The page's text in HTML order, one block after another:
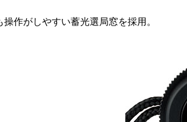
操作がしやすい蓄光選局窓を採用。